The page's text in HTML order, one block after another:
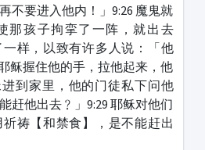
不要进入他内！」9:26 魔鬼就
那孩子拘挛了一阵，就出去
样，以致有许多人说：「他
稣握住他的手，拉他起来，他
进到家里，他的门徒私下问他
赶他出去﹖」9:29 耶稣对他们
祷【和禁食】，是不能赶出